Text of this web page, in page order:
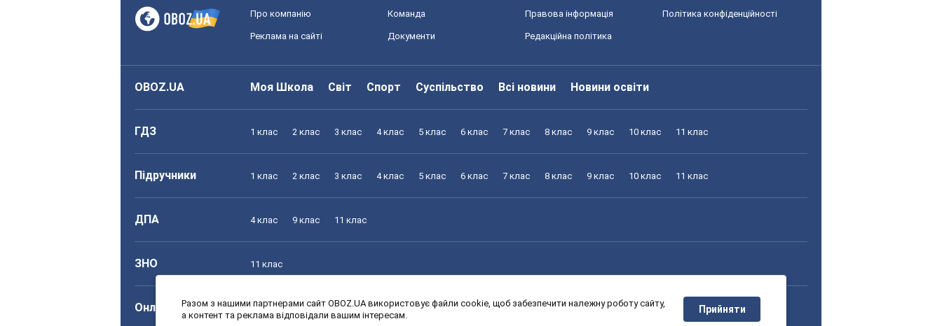
Про компанію Команда Правова інформація Політика конфіденційності
Реклама на сайті Документи Редакційна політика
OBOZ.UA Моя Школа Світ Спорт Суспільство Всі новини Новини освіти
ГДЗ 1 клас 2 клас 3 клас 4 клас 5 клас 6 клас 7 клас 8 клас 9 клас 10 клас 11 клас
Підручники 1 клас 2 клас 3 клас 4 клас 5 клас 6 клас 7 клас 8 клас 9 клас 10 клас 11 клас
ДПА 4 клас 9 клас 11 клас
ЗНО 11 клас
Онлайн уроки 1 клас 2 клас 3 клас 4 клас 5 клас 6 клас 7 клас 8 клас 9 клас 10 клас 11 клас
Разом з нашими партнерами сайт OBOZ.UA використовує файли cookie, щоб забезпечити належну роботу сайту,
а контент та реклама відповідали вашим інтересам.
Прийняти